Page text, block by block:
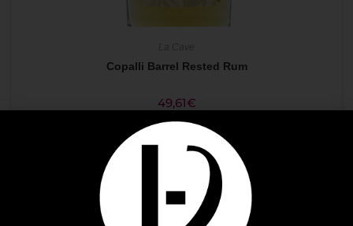
Copalli Barrel Rested Rum
49,61€
LIRE LA SUITE